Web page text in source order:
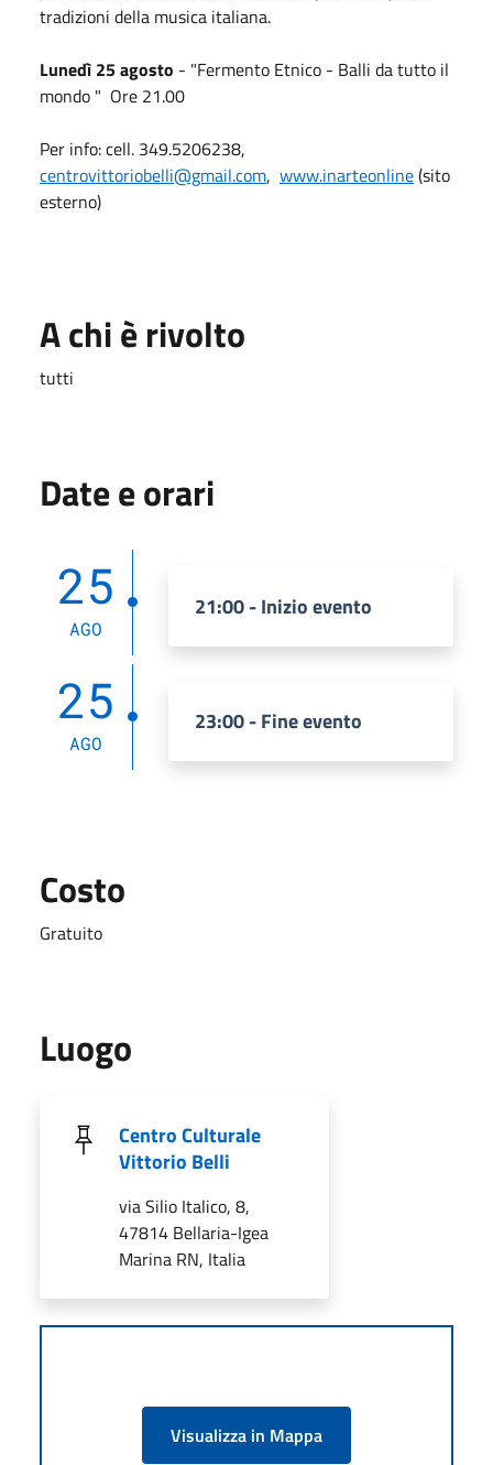
tradizioni della musica italiana.
Lunedì 25 agosto - "Fermento Etnico - Balli da tutto il
mondo " Ore 21.00
Per info: cell. 349.5206238,
centrovittoriobelli@gmail.com, www.inarteonline(sito
esterno)
A chi è rivolto
tutti
Date e orari
25
AGO
21:00 - Inizio evento
25
AGO
23:00 - Fine evento
Costo
Gratuito
Luogo
Centro Culturale
Vittorio Belli
via Silio Italico, 8,
47814 Bellaria-Igea
Marina RN, Italia
Visualizza in Mappa